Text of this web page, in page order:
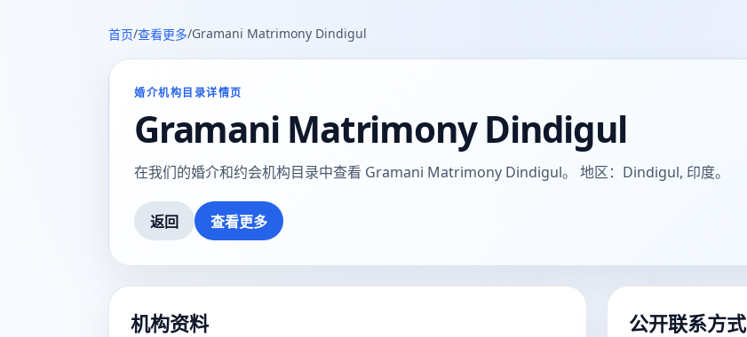
首页/查看更多/Gramani Matrimony Dindigul
婚介机构目录详情页
Gramani Matrimony Dindigul
在我们的婚介和约会机构目录中查看 Gramani Matrimony Dindigul。 地区：Dindigul, 印度。
返回 查看更多
机构资料 公开联系方式